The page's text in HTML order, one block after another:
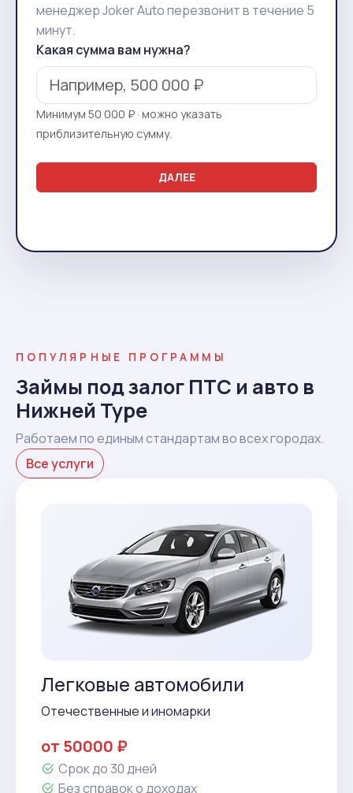
менеджер Joker Auto перезвонит в течение 5
минут.
Какая сумма вам нужна?
Минимум 50 000 ₽ · можно указать
приблизительную сумму.
ДАЛЕЕ
ПОПУЛЯРНЫЕ ПРОГРАММЫ
Займы под залог ПТС и авто в
Нижней Туре
Работаем по единым стандартам во всех городах.
Все услуги
Легковые автомобили
Отечественные и иномарки
от 50000 ₽
Срок до 30 дней
Без справок о доходах